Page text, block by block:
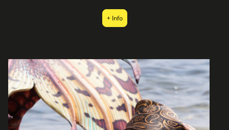
+ Info